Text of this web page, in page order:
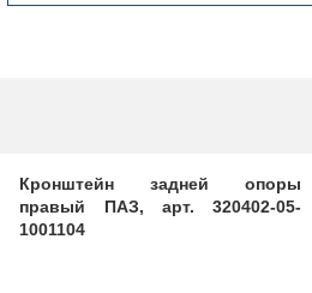
Кронштейн задней опоры
правый ПАЗ, арт. 320402-05-
1001104